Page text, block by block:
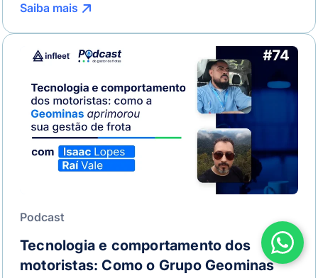
Saiba mais
Podcast
Tecnologia e comportamento dos
motoristas: Como o Grupo Geominas